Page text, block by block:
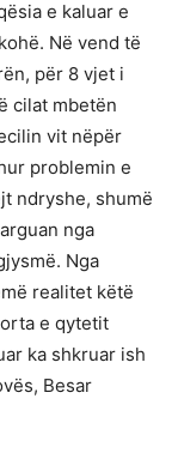
e kaluar e
Në vend të
për 8 vjet i
cilat mbetën
vit nëpër
problemin e
ndryshe, shumë
nga
Nga
realitet këtë
e qytetit
ka shkruar ish
Besar